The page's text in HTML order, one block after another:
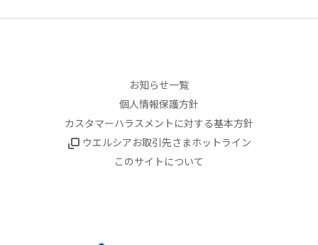
お知らせ一覧
個人情報保護方針
カスタマーハラスメントに対する基本方針
ウエルシアお取引先さまホットライン
このサイトについて